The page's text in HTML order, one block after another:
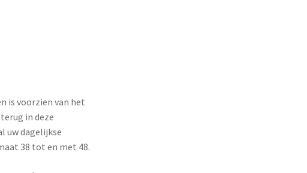
is voorzien van het
in deze
uw dagelijkse
38 tot en met 48.